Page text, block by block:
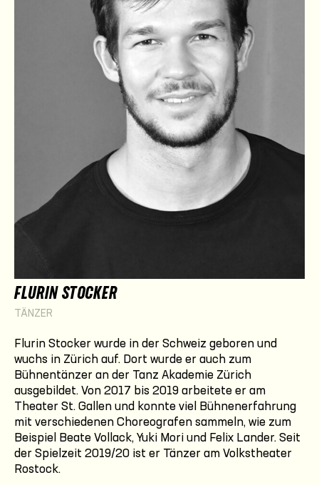
FLURIN STOCKER
TÄNZER
Flurin Stocker wurde in der Schweiz geboren und
wuchs in Zürich auf. Dort wurde er auch zum
Bühnentänzer an der Tanz Akademie Zürich
ausgebildet. Von 2017 bis 2019 arbeitete er am
Theater St. Gallen und konnte viel Bühnenerfahrung
mit verschiedenen Choreografen sammeln, wie zum
Beispiel Beate Vollack, Yuki Mori und Felix Lander. Seit
der Spielzeit 2019/20 ist er Tänzer am Volkstheater
Rostock.